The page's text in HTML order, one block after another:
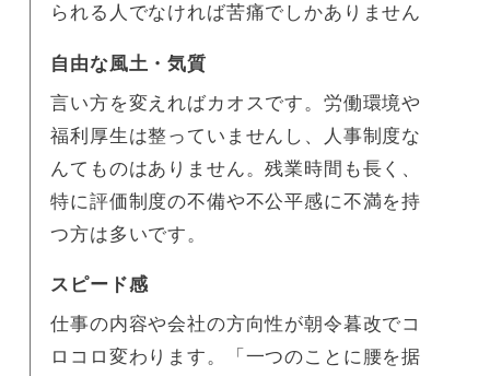
られる人でなければ苦痛でしかありません
自由な風土・気質
言い方を変えればカオスです。労働環境や
福利厚生は整っていませんし、人事制度な
んてものはありません。残業時間も長く、
特に評価制度の不備や不公平感に不満を持
つ方は多いです。
スピード感
仕事の内容や会社の方向性が朝令暮改でコ
ロコロ変わります。「一つのことに腰を据